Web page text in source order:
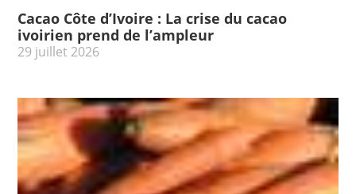
Cacao Côte d’Ivoire : La crise du cacao
ivoirien prend de l’ampleur
29 juillet 2026